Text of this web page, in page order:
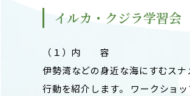
イルカ・クジラ学習会
（１）内 容
伊勢湾などの身近な海にすむス
行動を紹介します。 ワークショ